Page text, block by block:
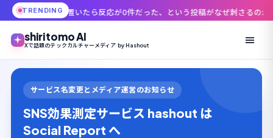
TRENDING
ら反応が0件だった、という投稿がなぜ刺さるのか 「45,000円が1日で
shiritomo AI
Xで話題のテックカルチャーメディア by Hashout
サービス名変更とメディア運営のお知らせ
SNS効果測定サービス hashout は
Social Report へ